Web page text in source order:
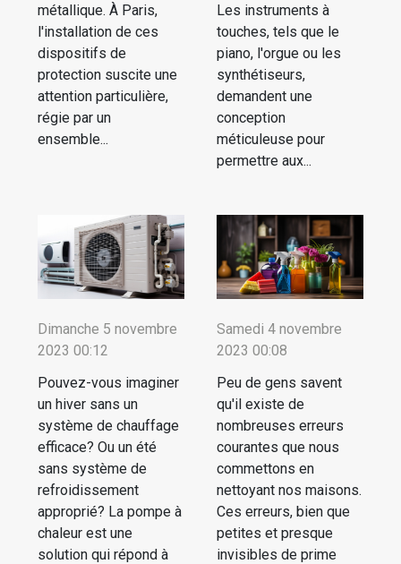
métallique. À Paris,
l'installation de ces
dispositifs de
protection suscite une
attention particulière,
régie par un
ensemble...
Les instruments à
touches, tels que le
piano, l'orgue ou les
synthétiseurs,
demandent une
conception
méticuleuse pour
permettre aux...
Dimanche 5 novembre
2023 00:12
Pouvez-vous imaginer
un hiver sans un
système de chauffage
efficace? Ou un été
sans système de
refroidissement
approprié? La pompe à
chaleur est une
solution qui répond à
Samedi 4 novembre
2023 00:08
Peu de gens savent
qu'il existe de
nombreuses erreurs
courantes que nous
commettons en
nettoyant nos maisons.
Ces erreurs, bien que
petites et presque
invisibles de prime